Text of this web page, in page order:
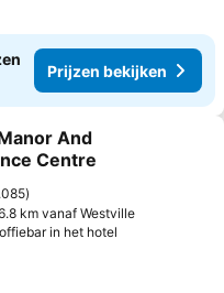
Prijzen bekijken
aan favorieten
And
Centre
km vanaf Westville
in het hotel